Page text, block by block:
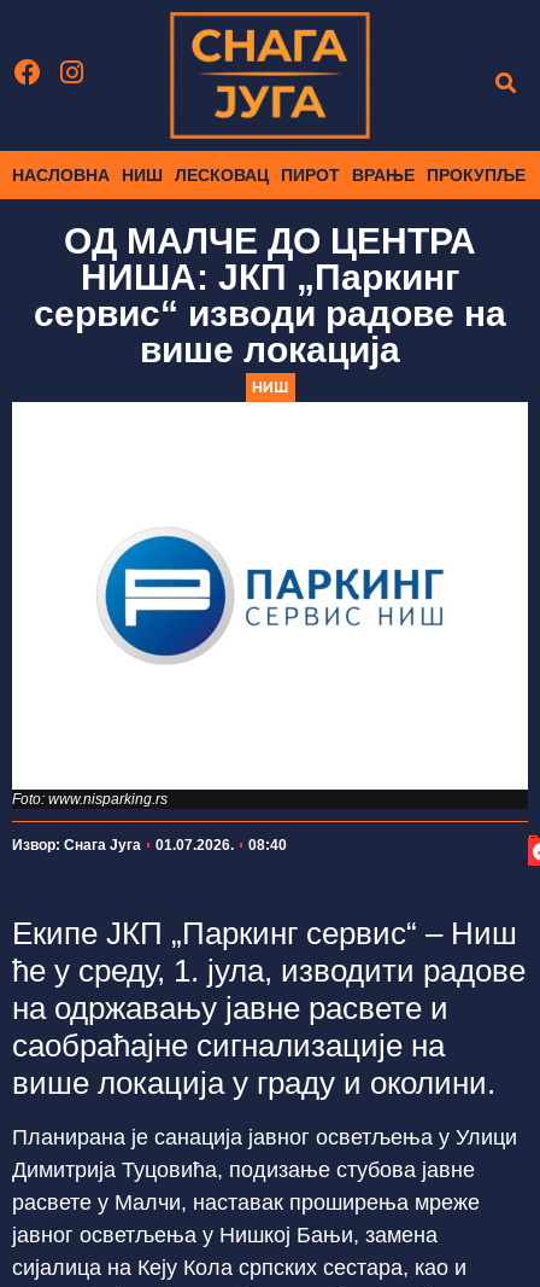
НАСЛОВНА НИШ ЛЕСКОВАЦ ПИРОТ ВРАЊЕ ПРОКУПЉЕ
ОД МАЛЧЕ ДО ЦЕНТРА
НИША: ЈКП „Паркинг
сервис“ изводи радове на
више локација
НИШ
Foto: www.nisparking.rs
Извор: Снага Југа 01.07.2026. 08:40
Екипе ЈКП „Паркинг сервис“ – Ниш
ће у среду, 1. јула, изводити радове
на одржавању јавне расвете и
саобраћајне сигнализације на
више локација у граду и околини.
Планирана је санација јавног осветљења у Улици
Димитрија Туцовића, подизање стубова јавне
расвете у Малчи, наставак проширења мреже
јавног осветљења у Нишкој Бањи, замена
сијалица на Кеју Кола српских сестара, као и